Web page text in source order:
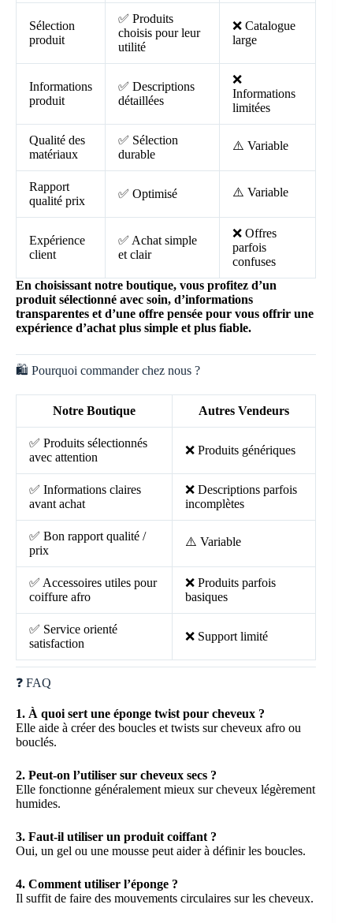
Sélection
produit
✅ Produits
choisis pour leur
utilité
❌ Catalogue
large
Informations
produit
✅ Descriptions
détaillées
❌
Informations
limitées
Qualité des
matériaux
✅ Sélection
durable
⚠️ Variable
Rapport
qualité prix
✅ Optimisé ⚠️ Variable
Expérience
client
✅ Achat simple
et clair
❌ Offres
parfois
confuses
En choisissant notre boutique, vous profitez d’un
produit sélectionné avec soin, d’informations
transparentes et d’une offre pensée pour vous offrir une
expérience d’achat plus simple et plus fiable.
🛍️ Pourquoi commander chez nous ?
Notre Boutique Autres Vendeurs
✅ Produits sélectionnés
avec attention
❌ Produits génériques
✅ Informations claires
avant achat
❌ Descriptions parfois
incomplètes
✅ Bon rapport qualité /
prix
⚠️ Variable
✅ Accessoires utiles pour
coiffure afro
❌ Produits parfois
basiques
✅ Service orienté
satisfaction
❌ Support limité
❓ FAQ
1. À quoi sert une éponge twist pour cheveux ?
Elle aide à créer des boucles et twists sur cheveux afro ou
bouclés.
2. Peut-on l’utiliser sur cheveux secs ?
Elle fonctionne généralement mieux sur cheveux légèrement
humides.
3. Faut-il utiliser un produit coiffant ?
Oui, un gel ou une mousse peut aider à définir les boucles.
4. Comment utiliser l’éponge ?
Il suffit de faire des mouvements circulaires sur les cheveux.